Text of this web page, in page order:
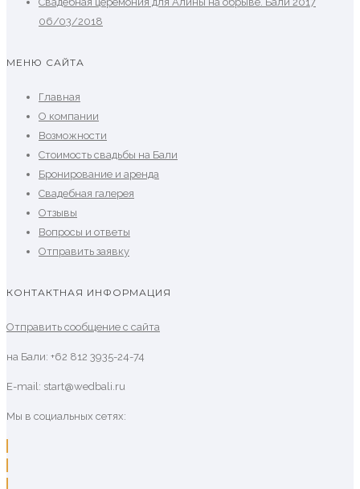
06/03/2018
МЕНЮ САЙТА
Главная
О компании
Возможности
Стоимость свадьбы на Бали
Бронирование и аренда
Свадебная галерея
Отзывы
Вопросы и ответы
Отправить заявку
КОНТАКТНАЯ ИНФОРМАЦИЯ
Отправить сообщение с сайта
на Бали: +62 812 3935-24-74
E-mail: start@wedbali.ru
Мы в социальных сетях: